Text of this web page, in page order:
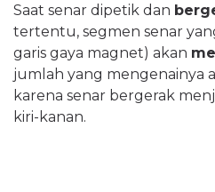
Saat senar dipetik dan
tertentu, segmen senar
garis gaya magnet) akan
jumlah yang mengenainya
karena senar bergerak
kiri-kanan.